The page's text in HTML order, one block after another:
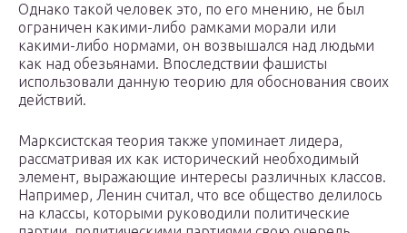
Однако такой человек это, по его мнению, не был
ограничен какими-либо рамками морали или
какими-либо нормами, он возвышался над людьми
как над обезьянами. Впоследствии фашисты
использовали данную теорию для обоснования своих
действий.
Марксистская теория также упоминает лидера,
рассматривая их как исторический необходимый
элемент, выражающие интересы различных классов.
Например, Ленин считал, что все общество делилось
на классы, которыми руководили политические